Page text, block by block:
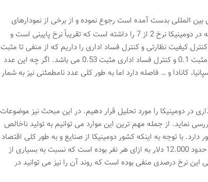
المللی بدست آمده است رجوع نموده و از برخی از نمودارهای
حاصل از این داده ها استفاده کنیم تا به نتیجه مطلوب برسیم. نرخ مصادره اموال در چند سال گذشته در دومینیکا نرخ 2 از 7 را داشته است که تقریباً نرخ پایینی است و
کیفیت نظارتی و کنترل فساد اداری را داریم که از منفی تا مثبت
2.5 امتیازبندی می شود و هر دوی این موارد کمی بالاتر از صفر می باشند یعنی کنترل کیفیت نظارتی مثبت 0.1 و کنترل فساد اداری مثبت 0.53 می باشد. اگر چه این عدد
کانادا و … فاصله دارد اما به طور کلی عدد نامطمئنی نیز به شمار
در دومینیکا را مورد تحلیل قرار دهیم. در این مبحث نیز موضوعات
نماید. از جمله مهم ترین این موارد می توانیم به تولید ناخالص
با توجه به اینکه کشور دومینیکا از صنایع و به طور کلی اقتصاد
خیلی قوی برخوردار نیست GDP این کشور در سالیان گذشته تقریباً نرخ یکنواختی داشته و همواره در حدود 12.000 دلار به ازای هر نفر بوده است که نسبت به بسیاری از
این نرخ درصدی منفی بوده است که روند آن را نیز می توانید در